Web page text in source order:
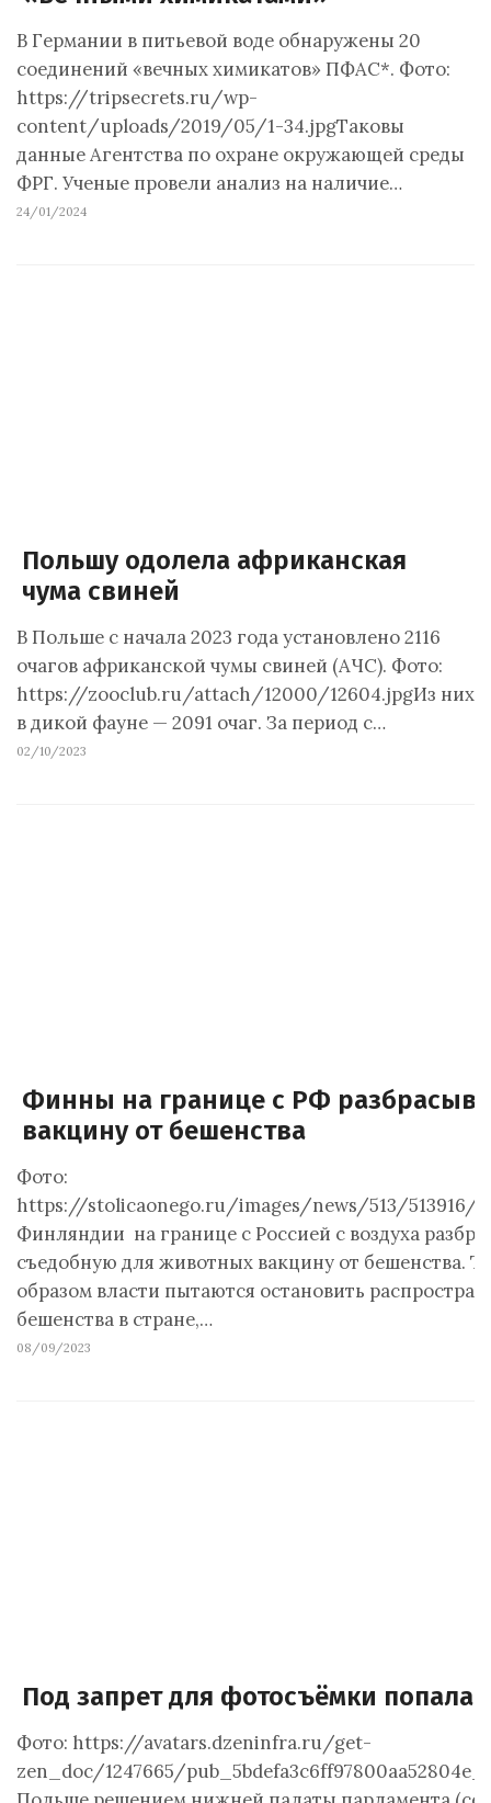
В Германии в питьевой воде обнаружены 20
соединений «вечных химикатов» ПФАС*. Фото:
https://tripsecrets.ru/wp-
content/uploads/2019/05/1-34.jpgТаковы
данные Агентства по охране окружающей среды
ФРГ. Ученые провели анализ на наличие…
24/01/2024
Польшу одолела африканская
чума свиней
В Польше с начала 2023 года установлено 2116
очагов африканской чумы свиней (АЧС). Фото:
https://zooclub.ru/attach/12000/12604.jpgИз них
в дикой фауне — 2091 очаг. За период с…
02/10/2023
Финны на границе с РФ
вакцину от бешенства
Фото:
https://stolicaonego.ru/images/news/513/513916/
Финляндии на границе с Россией с воздуха
съедобную для животных вакцину от бешенства.
образом власти пытаются остановить
бешенства в стране,…
08/09/2023
Под запрет для фотосъёмки
Фото: https://avatars.dzeninfra.ru/get-
zen_doc/1247665/